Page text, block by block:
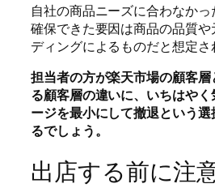
自社の商品ニーズに合わなか
確保できた要因は商品の品質
ディングによるものだと想定さ
担当者の方が楽天市場の顧客
る顧客層の違いに、いちはや
ージを最小にして撤退という選
るでしょう。
出店する前に注